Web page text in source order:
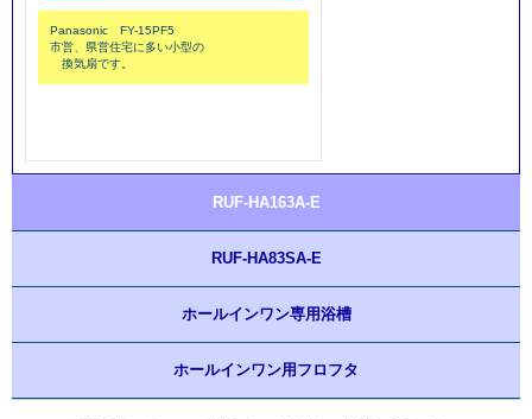
Panasonic FY-15PF5
市営、県営住宅に多い小型の
換気扇です。
RUF-HA163A-E
RUF-HA83SA-E
ホールインワン専用浴槽
ホールインワン用フロフタ